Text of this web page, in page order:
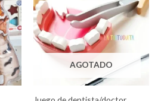
AGOTADO